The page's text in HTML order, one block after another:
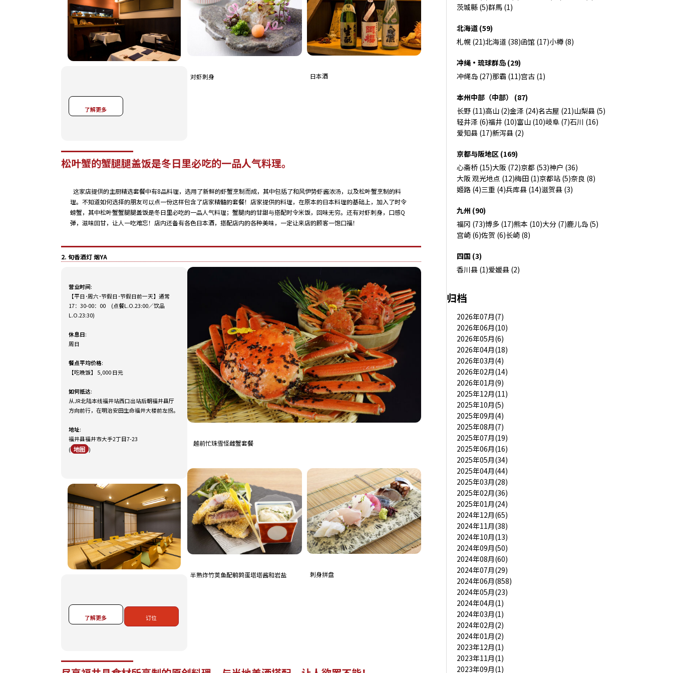
了解更多
对虾刺身 日本酒
松叶蟹的蟹腿腿盖饭是冬日里必吃的一品人气料理。
这家店提供的主厨精选套餐中有8品料理，选用了新鲜的虾蟹烹制而成，其中包括了和风伊势虾酱浓汤，以及松叶蟹烹制的料
理。不知道如何选择的朋友可以点一份这样包含了店家精髓的套餐！店家提供的料理，在原本的日本料理的基础上，加入了时令
螃蟹，其中松叶蟹蟹腿腿盖饭是冬日里必吃的一品人气料理；蟹腿肉的甘甜与搭配时令米饭，回味无穷。还有对虾刺身，口感Q
弹，滋味回甘，让人一吃难忘！店内还备有各色日本酒，搭配店内的各种美味，一定让来店的顾客一饱口福！
2. 旬香酒灯 烟YA
营业时间:
【平日･周六･节假日･节假日前一天】通常
17：30-00：00 (点餐L.O.23:00／饮品
L.O.23:30)
休息日:
周日
餐点平均价格:
【吃晚饭】 5,000 日元
如何抵达:
从JR北陆本线福井站西口出站后朝福井县厅
方向前行，在明治安田生命福井大楼前左拐。
地址:
福井县福井市大手2丁目7-23
( 地图 )
了解更多 订位
越前忙珠雪怪雌蟹套餐
半熟炸竹荚鱼配鹌鹑蛋塔塔酱和岩盐 刺身拼盘
茨城縣 (5)群馬 (1)
北海道 (59)
札幌 (21)北海道 (38)函馆 (17)小樽 (8)
冲绳・琉球群岛 (29)
冲绳岛 (27)那霸 (11)宫古 (1)
本州中部（中部） (87)
长野 (11)高山 (2)金泽 (24)名古屋 (21)山梨县 (5)
轻井泽 (6)福井 (10)富山 (10)岐阜 (7)石川 (16)
爱知县 (17)新泻县 (2)
京都与阪地区 (169)
心斋桥 (15)大阪 (72)京都 (53)神户 (36)
大阪 观光地点 (12)梅田 (1)京都站 (5)奈良 (8)
姬路 (4)三重 (4)兵库县 (14)滋贺县 (3)
九州 (90)
福冈 (73)博多 (17)熊本 (10)大分 (7)鹿儿岛 (5)
宫崎 (6)佐贺 (6)长崎 (8)
四国 (3)
香川县 (1)爱媛县 (2)
归档
2026年07月(7)
2026年06月(10)
2026年05月(6)
2026年04月(18)
2026年03月(4)
2026年02月(14)
2026年01月(9)
2025年12月(11)
2025年10月(5)
2025年09月(4)
2025年08月(7)
2025年07月(19)
2025年06月(16)
2025年05月(34)
2025年04月(44)
2025年03月(28)
2025年02月(36)
2025年01月(24)
2024年12月(65)
2024年11月(38)
2024年10月(13)
2024年09月(50)
2024年08月(60)
2024年07月(29)
2024年06月(858)
2024年05月(23)
2024年04月(1)
2024年03月(1)
2024年02月(2)
2024年01月(2)
2023年12月(1)
2023年11月(1)
2023年09月(1)